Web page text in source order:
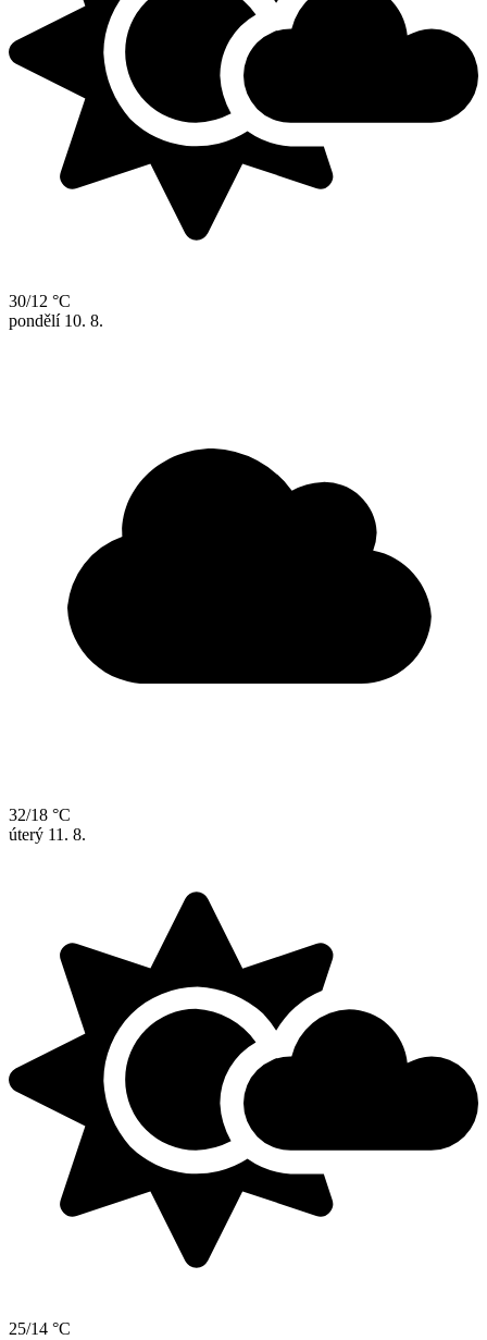
30/12 °C
pondělí 10. 8.
32/18 °C
úterý 11. 8.
25/14 °C